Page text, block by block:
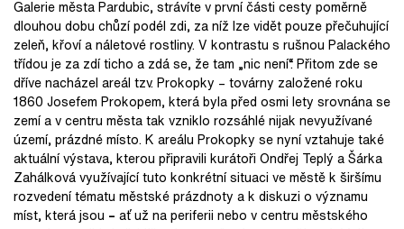
Galerie města Pardubic, strávíte v první části cesty poměrně
dlouhou dobu chůzí podél zdi, za níž lze vidět pouze přečuhující
zeleň, křoví a náletové rostliny. V kontrastu s rušnou Palackého
třídou je za zdí ticho a zdá se, že tam „nic není“. Přitom zde se
dříve nacházel areál tzv. Prokopky – továrny založené roku
1860 Josefem Prokopem, která byla před osmi lety srovnána se
zemí a v centru města tak vzniklo rozsáhlé nijak nevyužívané
území, prázdné místo. K areálu Prokopky se nyní vztahuje také
aktuální výstava, kterou připravili kurátoři Ondřej Teplý a Šárka
Zahálková využívající tuto konkrétní situaci ve městě k širšímu
rozvedení tématu městské prázdnoty a k diskuzi o významu
míst, která jsou – ať už na periferii nebo v centru městského